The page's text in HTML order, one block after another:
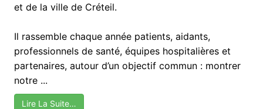
et de la ville de Créteil.
Il rassemble chaque année patients, aidants,
professionnels de santé, équipes hospitalières et
partenaires, autour d’un objectif commun : montrer
notre ...
Lire La Suite…